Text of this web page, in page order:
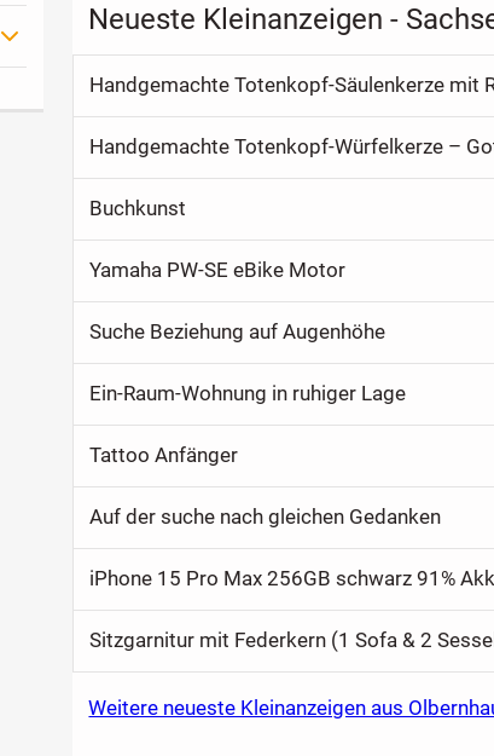
Neueste Kleinanzeigen -
Handgemachte Totenkopf-Würfelkerze –
Buchkunst
Yamaha PW-SE eBike Motor
Suche Beziehung auf Augenhöhe
Ein-Raum-Wohnung in ruhiger Lage
Tattoo Anfänger
Auf der suche nach gleichen Gedanken
Sitzgarnitur mit Federkern (1 Sofa & 2
Weitere neueste Kleinanzeigen aus